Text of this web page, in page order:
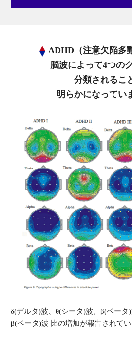
ADHD（注意欠陥多
脳波によって4つの
分類されるこ
明らかになってい
δ(デルタ)波、θ(シータ)波、β(ベータ
β(ベータ)波 比の増加が報告されてい